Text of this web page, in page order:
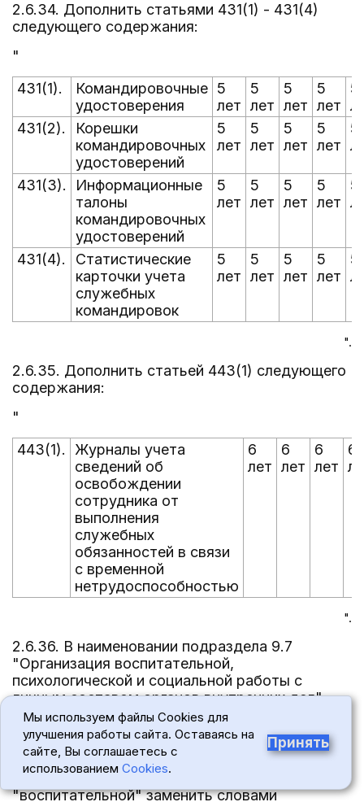
2.6.34. Дополнить статьями 431(1) - 431(4)
следующего содержания:
"
431(1).
Командировочные
удостоверения
5
лет
5
лет
5
лет
5
лет
5
431(2).
Корешки
командировочных
удостоверений
5
лет
5
лет
5
лет
5
лет
5
431(3).
Информационные
талоны
командировочных
удостоверений
5
лет
5
лет
5
лет
5
лет
5
431(4).
Статистические
карточки учета
служебных
командировок
5
лет
5
лет
5
лет
5
лет
5
".
2.6.35. Дополнить статьей 443(1) следующего
содержания:
"
443(1).
Журналы учета
сведений об
освобождении
сотрудника от
выполнения
служебных
обязанностей в связи
с временной
нетрудоспособностью
6
лет
6
лет
6
лет
6
".
2.6.36. В наименовании подраздела 9.7
"Организация воспитательной,
психологической и социальной работы с
личным составом органов внутренних дел"
слово "воспитательной" заменить словами
"политико-воспитательной".
2.6.37. В статьях 486, 489 в графе 2
"Наименование видов документов" слово
"воспитательной" заменить словами
Мы используем файлы Cookies для
улучшения работы сайта. Оставаясь на
сайте, Вы соглашаетесь с
использованием Cookies.
Принять